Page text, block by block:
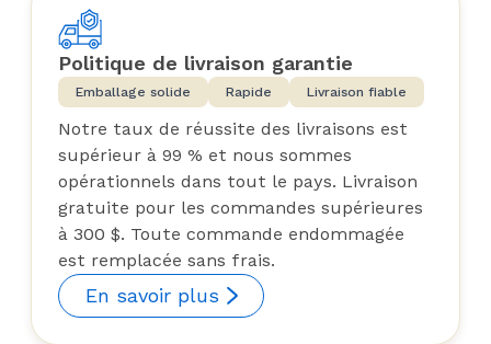
Politique de livraison garantie
Emballage solide Rapide Livraison fiable
Notre taux de réussite des livraisons est
supérieur à 99 % et nous sommes
opérationnels dans tout le pays. Livraison
gratuite pour les commandes supérieures
à 300 $. Toute commande endommagée
est remplacée sans frais.
En savoir plus